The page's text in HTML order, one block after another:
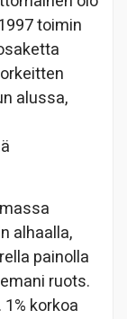
toimin
alussa,
alhaalla,
painolla
ruots.
korkoa